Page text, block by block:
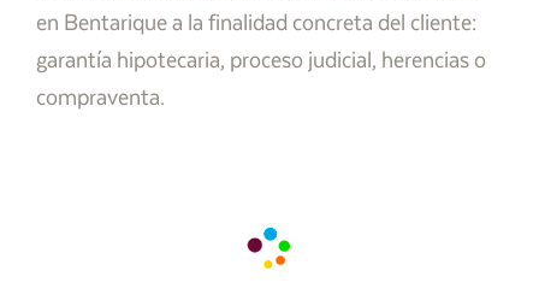
en Bentarique a la finalidad concreta del cliente:
garantía hipotecaria, proceso judicial, herencias o
compraventa.